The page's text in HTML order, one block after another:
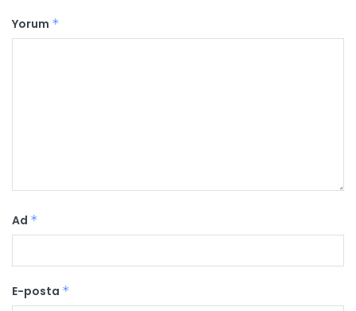
Yorum *
Ad *
E-posta *